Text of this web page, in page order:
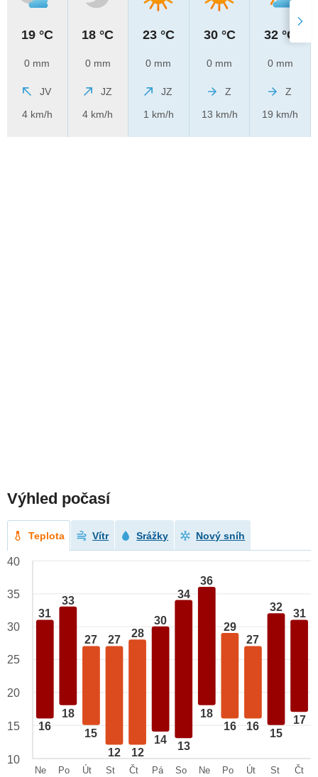
19 °C
0 mm
JV
4 km/h
18 °C
0 mm
JZ
4 km/h
23 °C
0 mm
JZ
1 km/h
30 °C
0 mm
Z
13 km/h
32 °C
0 mm
Z
19 km/h
Výhled počasí
Teplota Vítr Srážky Nový sníh
31
16
33
18
27
15
27
12
28
12
30
14
34
13
36
18
29
16
27
16
32
15
31
17
40
35
30
25
20
15
10
Ne
Po
Út
St
Čt
Pá
So
Ne
Po
Út
St
Čt